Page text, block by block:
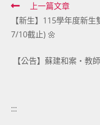
Read
more
articles
上一篇文章
【新生】115學年度新
7/10截止) 🌼
【公告】蘇建和案・教
:::